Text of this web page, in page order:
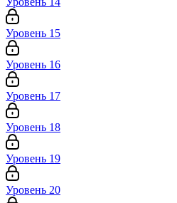
Уровень 15
Уровень 16
Уровень 17
Уровень 18
Уровень 19
Уровень 20